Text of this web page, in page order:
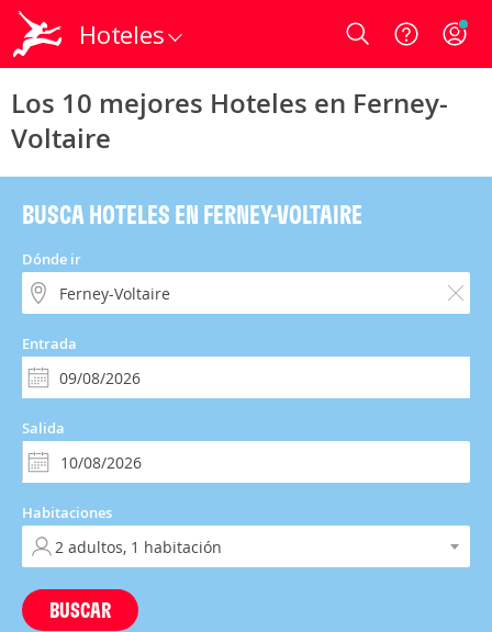
Hoteles Login
Los 10 mejores Hoteles en Ferney-
Voltaire
BUSCA HOTELES EN FERNEY-VOLTAIRE
Dónde ir
Entrada
Salida
Habitaciones
BUSCAR